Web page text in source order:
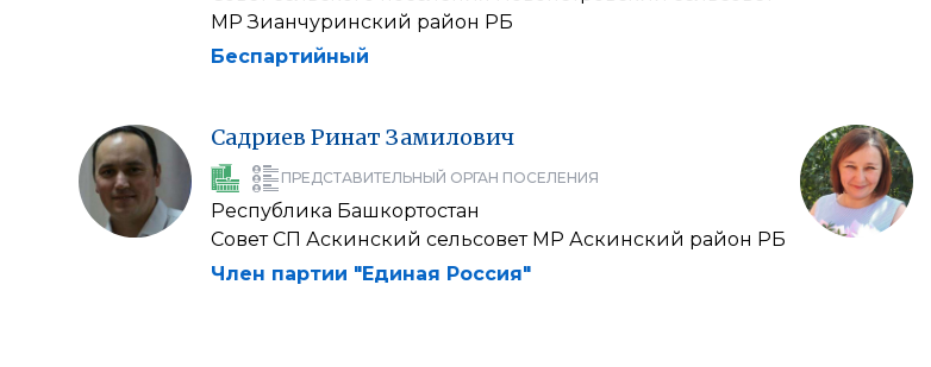
МР Зианчуринский район РБ
Беспартийный
Садриев Ринат Замилович
ПРЕДСТАВИТЕЛЬНЫЙ ОРГАН ПОСЕЛЕНИЯ
Республика Башкортостан
Совет СП Аскинский сельсовет МР Аскинский район РБ
Член партии "Единая Россия"